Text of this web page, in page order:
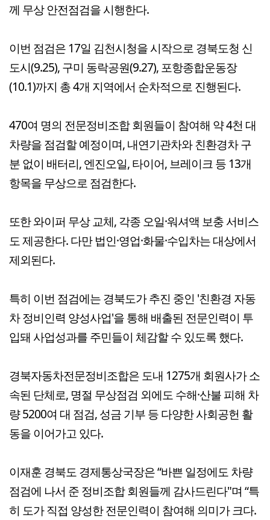
께 무상 안전점검을 시행한다.
이번 점검은 17일 김천시청을 시작으로 경북도청 신
도시(9.25), 구미 동락공원(9.27), 포항종합운동장
(10.1)까지 총 4개 지역에서 순차적으로 진행된다.
470여 명의 전문정비조합 회원들이 참여해 약 4천 대
차량을 점검할 예정이며, 내연기관차와 친환경차 구
분 없이 배터리, 엔진오일, 타이어, 브레이크 등 13개
항목을 무상으로 점검한다.
또한 와이퍼 무상 교체, 각종 오일·워셔액 보충 서비스
도 제공한다. 다만 법인·영업·화물·수입차는 대상에서
제외된다.
특히 이번 점검에는 경북도가 추진 중인 '친환경 자동
차 정비인력 양성사업'을 통해 배출된 전문인력이 투
입돼 사업성과를 주민들이 체감할 수 있도록 했다.
경북자동차전문정비조합은 도내 1275개 회원사가 소
속된 단체로, 명절 무상점검 외에도 수해·산불 피해 차
량 5200여 대 점검, 성금 기부 등 다양한 사회공헌 활
동을 이어가고 있다.
이재훈 경북도 경제통상국장은 “바쁜 일정에도 차량
점검에 나서 준 정비조합 회원들께 감사드린다"며 “특
히 도가 직접 양성한 전문인력이 참여해 의미가 크다.